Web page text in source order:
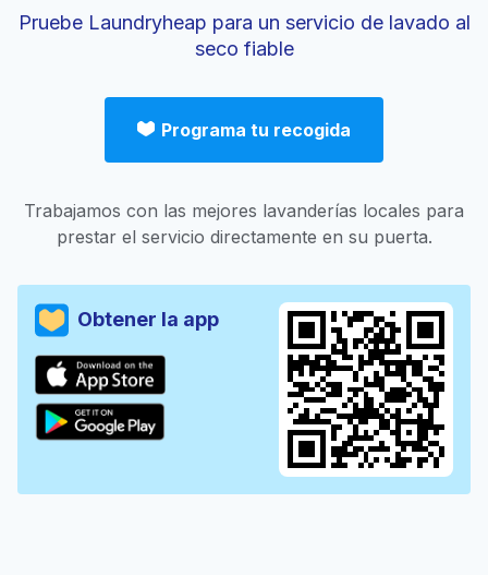
Pruebe Laundryheap para un servicio de lavado al
seco fiable
Programa tu recogida
Trabajamos con las mejores lavanderías locales para
prestar el servicio directamente en su puerta.
Obtener la app